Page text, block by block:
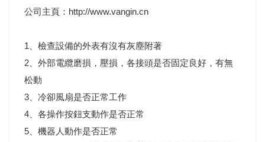
公司主頁：http://www.vangin.cn
1、檢查設備的外表有沒有灰塵附著
2、外部電纜磨損，壓損，各接頭是否固定良好，有無
松動
3、冷卻風扇是否正常工作
4、各操作按鈕支動作是否正常
5、機器人動作是否正常